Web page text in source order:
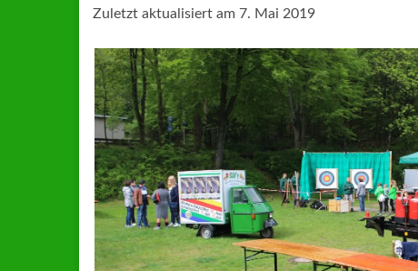
Zuletzt aktualisiert am 7. Mai 2019